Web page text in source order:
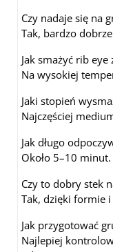
Czy nadaje się na
Tak, bardzo
Jak smażyć rib eye
Na wysokiej
Jaki stopień
Najczęściej
Jak długo
Około 5–10 minut.
Czy to dobry stek
Tak, dzięki formie i
Jak przygotować
Najlepiej